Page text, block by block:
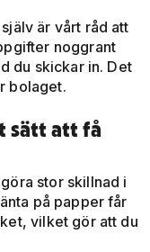
är vårt råd att
noggrant
du skickar in. Det
bolaget.
sätt att få
stor skillnad i
på papper får
vilket gör att du